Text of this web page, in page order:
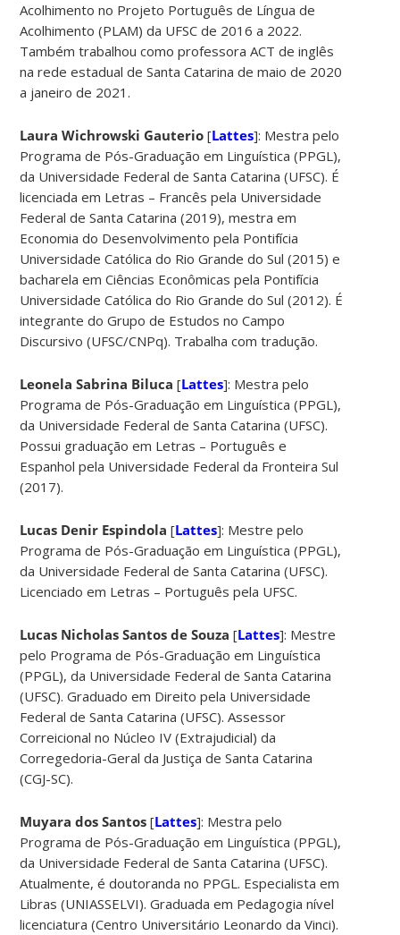
Acolhimento no Projeto Português de Língua de
Acolhimento (PLAM) da UFSC de 2016 a 2022.
Também trabalhou como professora ACT de inglês
na rede estadual de Santa Catarina de maio de 2020
a janeiro de 2021.
Laura Wichrowski Gauterio[Lattes]: Mestra pelo
Programa de Pós-Graduação em Linguística (PPGL),
da Universidade Federal de Santa Catarina (UFSC). É
licenciada em Letras – Francês pela Universidade
Federal de Santa Catarina (2019), mestra em
Economia do Desenvolvimento pela Pontifícia
Universidade Católica do Rio Grande do Sul (2015) e
bacharela em Ciências Econômicas pela Pontifícia
Universidade Católica do Rio Grande do Sul (2012). É
integrante do Grupo de Estudos no Campo
Discursivo (UFSC/CNPq). Trabalha com tradução.
Leonela Sabrina Biluca[Lattes]: Mestra pelo
Programa de Pós-Graduação em Linguística (PPGL),
da Universidade Federal de Santa Catarina (UFSC).
Possui graduação em Letras – Português e
Espanhol pela Universidade Federal da Fronteira Sul
(2017).
Lucas Denir Espindola[Lattes]: Mestre pelo
Programa de Pós-Graduação em Linguística (PPGL),
da Universidade Federal de Santa Catarina (UFSC).
Licenciado em Letras – Português pela UFSC.
Lucas Nicholas Santos de Souza[Lattes]: Mestre
pelo Programa de Pós-Graduação em Linguística
(PPGL), da Universidade Federal de Santa Catarina
(UFSC). Graduado em Direito pela Universidade
Federal de Santa Catarina (UFSC). Assessor
Correicional no Núcleo IV (Extrajudicial) da
Corregedoria-Geral da Justiça de Santa Catarina
(CGJ-SC).
Muyara dos Santos [Lattes]: Mestra pelo
Programa de Pós-Graduação em Linguística (PPGL),
da Universidade Federal de Santa Catarina (UFSC).
Atualmente, é doutoranda no PPGL. Especialista em
Libras (UNIASSELVI). Graduada em Pedagogia nível
licenciatura (Centro Universitário Leonardo da Vinci).